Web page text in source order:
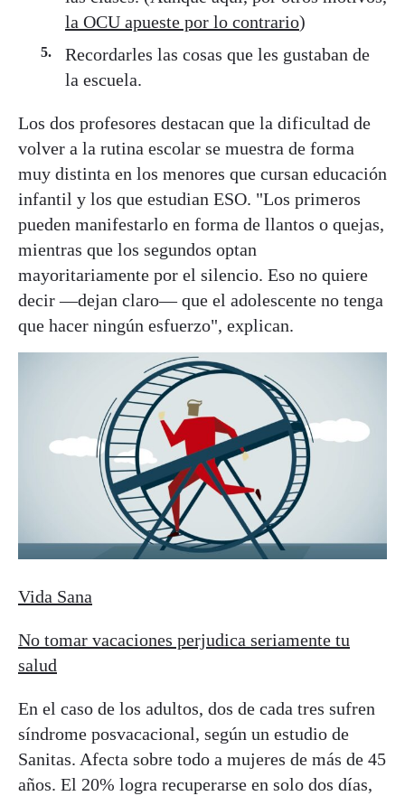
la OCU apueste por lo contrario)
Recordarles las cosas que les gustaban de
la escuela.
Los dos profesores destacan que la dificultad de
volver a la rutina escolar se muestra de forma
muy distinta en los menores que cursan educación
infantil y los que estudian ESO. "Los primeros
pueden manifestarlo en forma de llantos o quejas,
mientras que los segundos optan
mayoritariamente por el silencio. Eso no quiere
decir —dejan claro— que el adolescente no tenga
que hacer ningún esfuerzo", explican.
Vida Sana
No tomar vacaciones perjudica seriamente tu
salud
En el caso de los adultos, dos de cada tres sufren
síndrome posvacacional, según un estudio de
Sanitas. Afecta sobre todo a mujeres de más de 45
años. El 20% logra recuperarse en solo dos días,